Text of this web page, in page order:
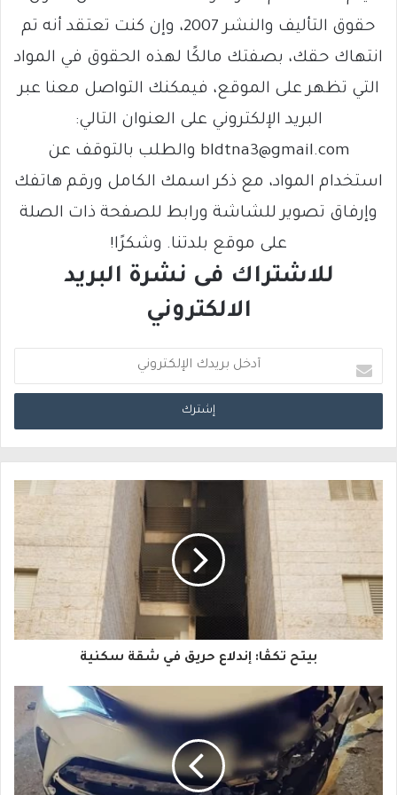
حقوق التأليف والنشر 2007، وإن كنت تعتقد أنه تم
انتهاك حقك، بصفتك مالكًا لهذه الحقوق في المواد
التي تظهر على الموقع، فيمكنك التواصل معنا عبر
البريد الإلكتروني على العنوان التالي:
bldtna3@gmail.com والطلب بالتوقف عن
استخدام المواد، مع ذكر اسمك الكامل ورقم هاتفك
وإرفاق تصوير للشاشة ورابط للصفحة ذات الصلة
على موقع بلدتنا. وشكرًا!
للاشتراك فى نشرة البريد
الالكتروني
د
خ
ي
د
ك
ا
إ
ل
ك
بيتح تكڤا: إندلاع حريق في شقة سكنية